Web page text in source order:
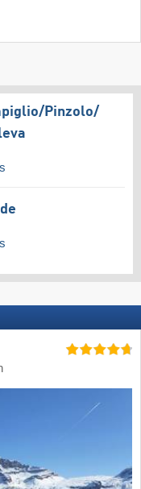
​Pinzolo/​